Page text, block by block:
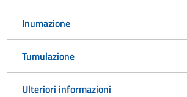
Inumazione
Tumulazione
Ulteriori informazioni